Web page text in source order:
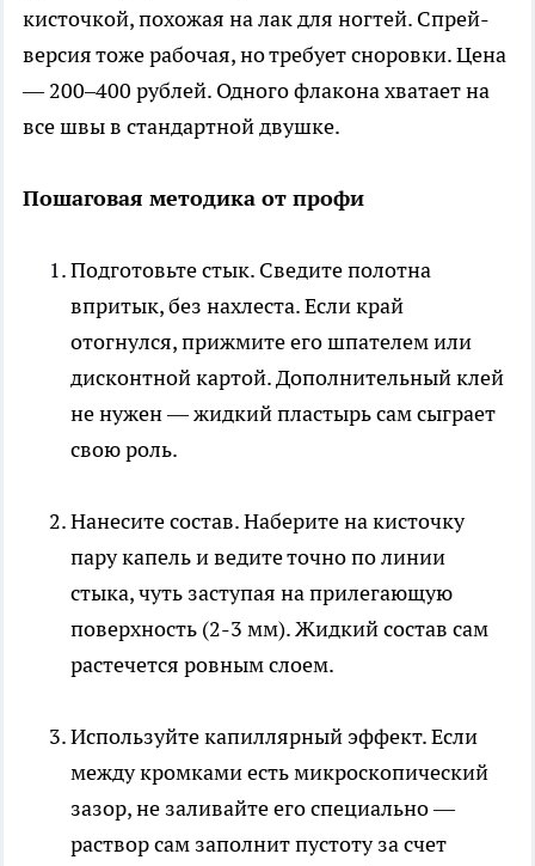
кисточкой, похожая на лак для ногтей. Спрей-
версия тоже рабочая, но требует сноровки. Цена
— 200–400 рублей. Одного флакона хватает на
все швы в стандартной двушке.
Пошаговая методика от профи
Подготовьте стык. Сведите полотна
впритык, без нахлеста. Если край
отогнулся, прижмите его шпателем или
дисконтной картой. Дополнительный клей
не нужен — жидкий пластырь сам сыграет
свою роль.
Нанесите состав. Наберите на кисточку
пару капель и ведите точно по линии
стыка, чуть заступая на прилегающую
поверхность (2-3 мм). Жидкий состав сам
растечется ровным слоем.
Используйте капиллярный эффект. Если
между кромками есть микроскопический
зазор, не заливайте его специально —
раствор сам заполнит пустоту за счет